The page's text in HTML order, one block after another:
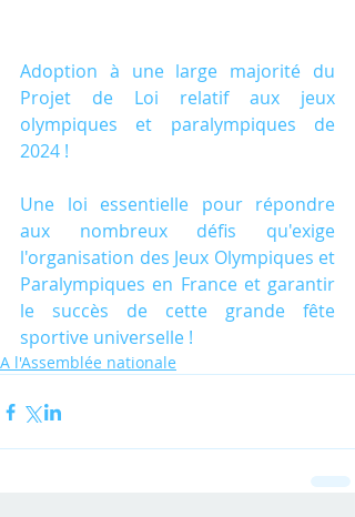
Adoption à une large majorité du
Projet de Loi relatif aux jeux
olympiques et paralympiques de
2024 !
Une loi essentielle pour répondre
aux nombreux défis qu'exige
l'organisation des Jeux Olympiques et
Paralympiques en France et garantir
le succès de cette grande fête
sportive universelle !
A l'Assemblée nationale